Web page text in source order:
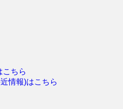
こちら
情報)はこちら